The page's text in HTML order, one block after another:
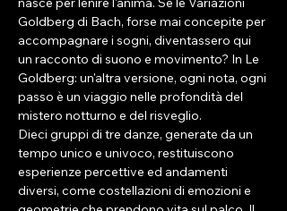
Goldberg di Bach, forse mai concepite per
accompagnare i sogni, diventassero qui
un racconto di suono e movimento? In Le
Goldberg: un'altra versione, ogni nota, ogni
passo è un viaggio nelle profondità del
mistero notturno e del risveglio.
Dieci gruppi di tre danze, generate da un
tempo unico e univoco, restituiscono
esperienze percettive ed andamenti
diversi, come costellazioni di emozioni e